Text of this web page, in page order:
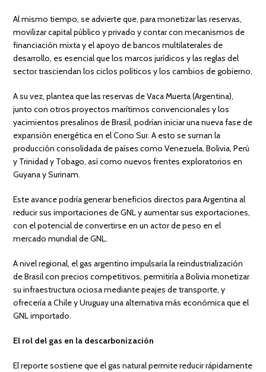
Al mismo tiempo, se advierte que, para monetizar las reservas,
movilizar capital público y privado y contar con mecanismos de
financiación mixta y el apoyo de bancos multilaterales de
desarrollo, es esencial que los marcos jurídicos y las reglas del
sector trasciendan los ciclos políticos y los cambios de gobierno.
A su vez, plantea que las reservas de Vaca Muerta (Argentina),
junto con otros proyectos marítimos convencionales y los
yacimientos presalinos de Brasil, podrían iniciar una nueva fase de
expansión energética en el Cono Sur. A esto se suman la
producción consolidada de países como Venezuela, Bolivia, Perú
y Trinidad y Tobago, así como nuevos frentes exploratorios en
Guyana y Surinam.
Este avance podría generar beneficios directos para Argentina al
reducir sus importaciones de GNL y aumentar sus exportaciones,
con el potencial de convertirse en un actor de peso en el
mercado mundial de GNL.
A nivel regional, el gas argentino impulsaría la reindustrialización
de Brasil con precios competitivos, permitiría a Bolivia monetizar
su infraestructura ociosa mediante peajes de transporte, y
ofrecería a Chile y Uruguay una alternativa más económica que el
GNL importado.
El rol del gas en la descarbonización
El reporte sostiene que el gas natural permite reducir rápidamente